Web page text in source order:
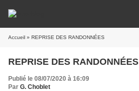
Accueil » REPRISE DES RANDONNÉES
REPRISE DES RANDONNÉES
Publié le 08/07/2020 à 16:09
Par G. Choblet